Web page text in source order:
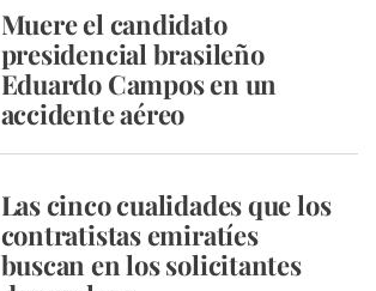
Muere el candidato
presidencial brasileño
Eduardo Campos en un
accidente aéreo
Las cinco cualidades que los
contratistas emiratíes
buscan en los solicitantes